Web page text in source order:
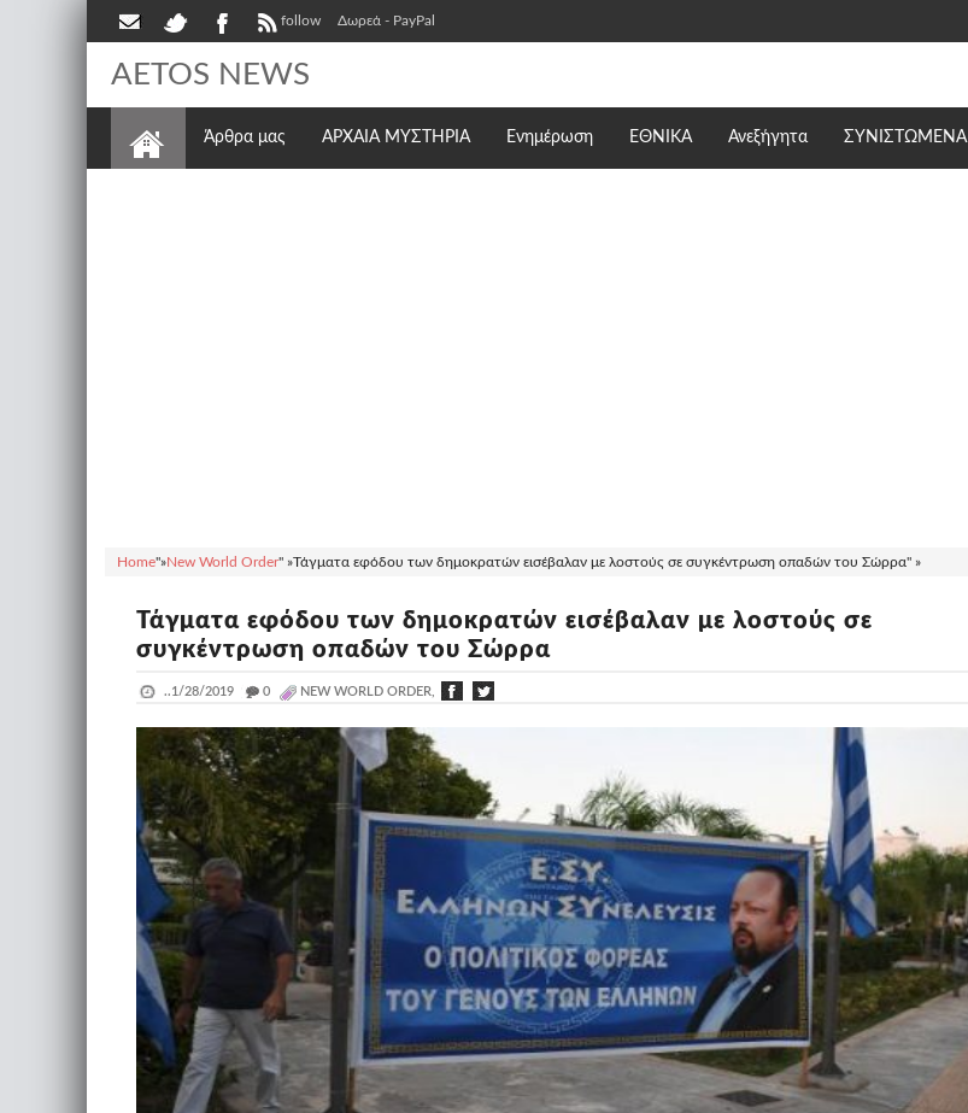
follow Δωρεά - PayPal
AETOS NEWS
Άρθρα μας ΑΡΧΑΙΑ ΜΥΣΤΗΡΙΑ Ενημέρωση ΕΘΝΙΚΆ Ανεξήγητα ΣΥΝΙΣΤΩΜΕΝΑ
Home"»New World Order" »Τάγματα εφόδου των δημοκρατών εισέβαλαν με λοστούς σε συγκέντρωση οπαδών του Σώρρα" »
Τάγματα εφόδου των δημοκρατών εισέβαλαν με λοστούς σε
συγκέντρωση οπαδών του Σώρρα
..1/28/2019 _ 0 NEW WORLD ORDER,